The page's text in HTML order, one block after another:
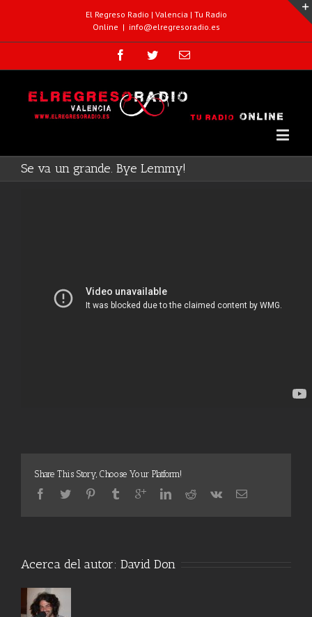
El Regreso Radio | Valencia | Tu Radio
Online | info@elregresoradio.es
Se va un grande. Bye Lemmy!
Share This Story, Choose Your Platform!
Acerca del autor: David Don